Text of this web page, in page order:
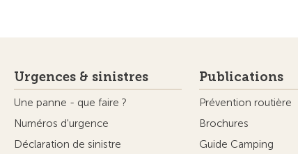
Urgences & sinistres
Une panne - que faire ?
Numéros d'urgence
Déclaration de sinistre
Publications
Prévention routière
Brochures
Guide Camping